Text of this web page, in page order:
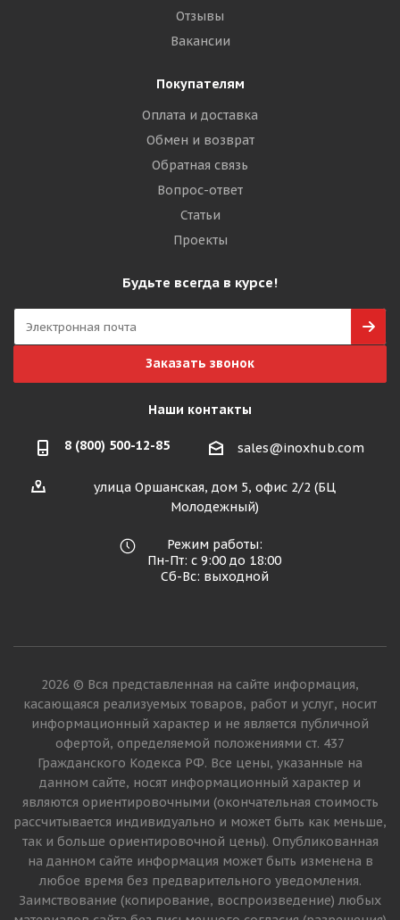
Отзывы
Вакансии
Покупателям
Оплата и доставка
Обмен и возврат
Обратная связь
Вопрос-ответ
Статьи
Проекты
Будьте всегда в курсе!
Заказать звонок
Наши контакты
8 (800) 500-12-85 sales@inoxhub.com
улица Оршанская, дом 5, офис 2/2 (БЦ
Молодежный)
Режим работы:
Пн-Пт: с 9:00 до 18:00
Сб-Вс: выходной
2026 © Вся представленная на сайте информация,
касающаяся реализуемых товаров, работ и услуг, носит
информационный характер и не является публичной
офертой, определяемой положениями ст. 437
Гражданского Кодекса РФ. Все цены, указанные на
данном сайте, носят информационный характер и
являются ориентировочными (окончательная стоимость
рассчитывается индивидуально и может быть как меньше,
так и больше ориентировочной цены). Опубликованная
на данном сайте информация может быть изменена в
любое время без предварительного уведомления.
Заимствование (копирование, воспроизведение) любых